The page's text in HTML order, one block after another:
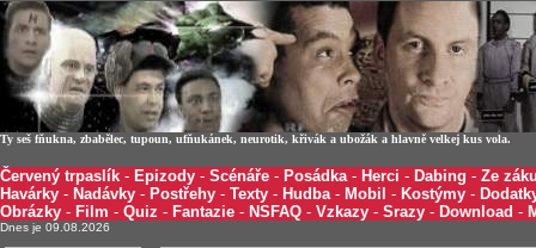
Ty seš fňukna, zbabělec, tupoun, ufňukánek, neurotik, křivák a ubožák a hlavně velkej kus vola.
Červený trpaslík - Epizody - Scénáře - Posádka- Herci - Dabing - Ze
Havárky - Nadávky - Postřehy - Texty - Hudba- Mobil - Kostýmy -
Obrázky - Film - Quiz - Fantazie - NSFAQ - Vzkazy - Srazy - Download -
Dnes je 09.08.2026